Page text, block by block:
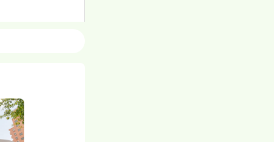
詳細を見る